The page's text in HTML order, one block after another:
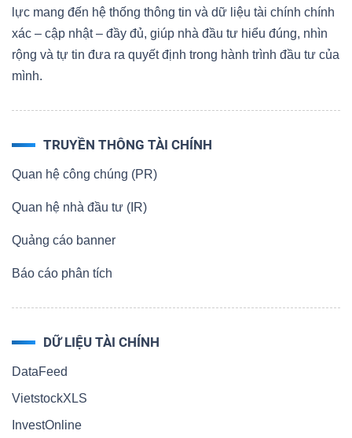
lực mang đến hệ thống thông tin và dữ liệu tài chính chính
xác – cập nhật – đầy đủ, giúp nhà đầu tư hiểu đúng, nhìn
rộng và tự tin đưa ra quyết định trong hành trình đầu tư của
mình.
TRUYỀN THÔNG TÀI CHÍNH
Quan hệ công chúng (PR)
Quan hệ nhà đầu tư (IR)
Quảng cáo banner
Báo cáo phân tích
DỮ LIỆU TÀI CHÍNH
DataFeed
VietstockXLS
InvestOnline